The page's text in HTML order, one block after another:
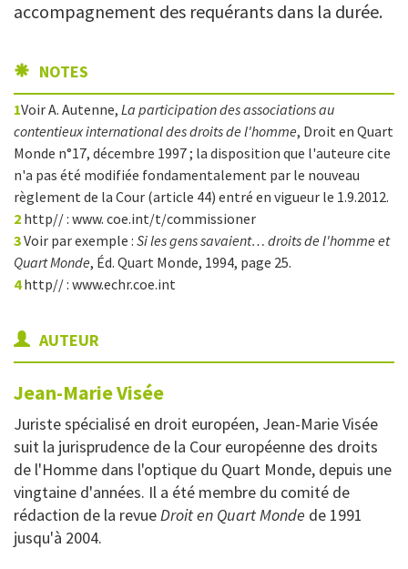
accompagnement des requérants dans la durée.
NOTES
1Voir A. Autenne, La participation des associations au
contentieux international des droits de l'homme, Droit en Quart
Monde n°17, décembre 1997 ; la disposition que l'auteure cite
n'a pas été modifiée fondamentalement par le nouveau
règlement de la Cour (article 44) entré en vigueur le 1.9.2012.
2 http// : www. coe.int/t/commissioner
3Voir par exemple : Si les gens savaient… droits de l'homme et
Quart Monde, Éd. Quart Monde, 1994, page 25.
4http// : www.echr.coe.int
AUTEUR
Jean-MarieVisée
Juriste spécialisé en droit européen, Jean-Marie Visée
suit la jurisprudence de la Cour européenne des droits
de l'Homme dans l'optique du Quart Monde, depuis une
vingtaine d'années. Il a été membre du comité de
rédaction de la revueDroit en Quart Monde de 1991
jusqu'à 2004.